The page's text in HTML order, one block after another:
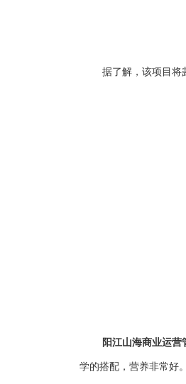
据了解，该项目将
阳江山海商业运营
学的搭配，营养非常好